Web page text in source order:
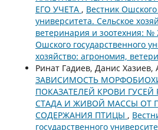
ЕГО УЧЕТА , Вестник Ошского
университета. Сельское
ветеринария и зоотехния: №
Ошского государственного
хозяйство: агрономия,
Ринат Гадиев, Данис
ЗАВИСИМОСТЬ
ПОКАЗАТЕЛЕЙ КРОВИ
СТАДА И ЖИВОЙ МАССЫ ОТ
СОДЕРЖАНИЯ ПТИЦЫ ,
государственного